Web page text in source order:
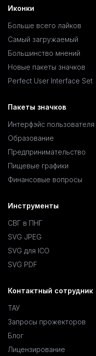
Иконки
Больше всего лайков
Самый загружаемый
Большинство мнений
Новые пакеты значков
Perfect User Interface Set
Пакеты значков
Интерфэйс пользователя
Образование
Предпринимательство
Пищевые графики
Финансовые вопросы
Инструменты
СВГ в ПНГ
SVG JPEG
SVG для ICO
SVG PDF
Контактный сотрудник
ТАУ
Запросы прожекторов
Блог
Лицензирование